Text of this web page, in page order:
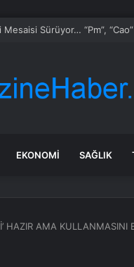
EKONOMI SAĞLIK
HAZIR AMA KULLANMASINI